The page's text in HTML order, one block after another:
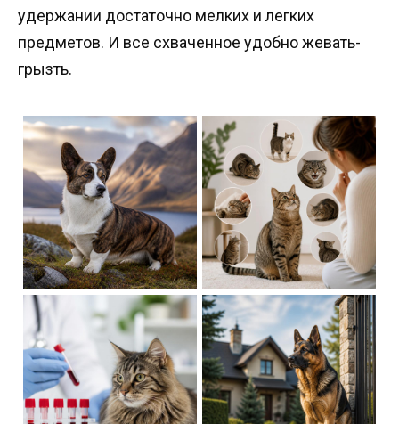
удержании достаточно мелких и легких
предметов. И все схваченное удобно жевать-
грызть.